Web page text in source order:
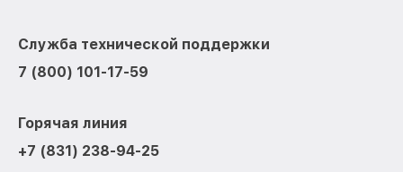
Служба технической поддержки
7 (800) 101-17-59
Горячая линия
+7 (831) 238-94-25